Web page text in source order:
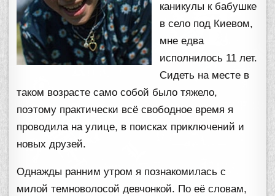
каникулы к бабушке
в село под Киевом,
мне едва
исполнилось 11 лет.
Сидеть на месте в
таком возрасте само собой было тяжело,
поэтому практически всё свободное время я
проводила на улице, в поисках приключений и
новых друзей.
Однажды ранним утром я познакомилась с
милой темноволосой девчонкой. По её словам,